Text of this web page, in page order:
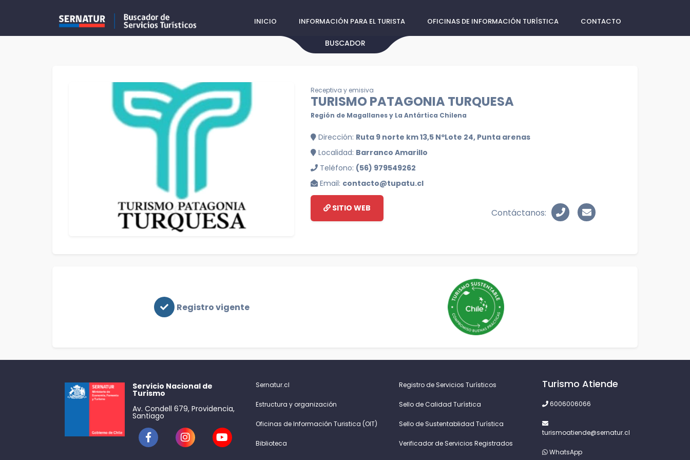
INICIO INFORMACIÓN PARA EL TURISTA OFICINAS DE INFORMACIÓN TURÍSTICA CONTACTO
BUSCADOR
Receptiva y emisiva
TURISMO PATAGONIA TURQUESA
Región de Magallanes y La Antártica Chilena
Dirección: Ruta 9 norte km 13,5 NºLote 24, Punta arenas
Localidad: Barranco Amarillo
Teléfono: (56) 979549262
Email: contacto@tupatu.cl
SITIO WEB Contáctanos:
Registro vigente
Servicio Nacional de
Turismo
Av. Condell 679, Providencia,
Santiago
Sernatur.cl
Estructura y organización
Oficinas de Información Turistica (OIT)
Biblioteca
Registro de Servicios Turísticos
Sello de Calidad Turística
Sello de Sustentablidad Turística
Verificador de Servicios Registrados
Turismo Atiende
6006006066
turismoatiende@sernatur.cl
WhatsApp